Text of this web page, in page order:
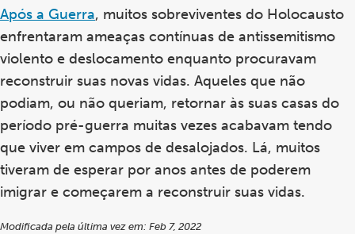
Após a Guerra, muitos sobreviventes do Holocausto
enfrentaram ameaças contínuas de antissemitismo
violento e deslocamento enquanto procuravam
reconstruir suas novas vidas. Aqueles que não
podiam, ou não queriam, retornar às suas casas do
período pré-guerra muitas vezes acabavam tendo
que viver em campos de desalojados. Lá, muitos
tiveram de esperar por anos antes de poderem
imigrar e começarem a reconstruir suas vidas.
Modificada pela última vez em: Feb 7, 2022